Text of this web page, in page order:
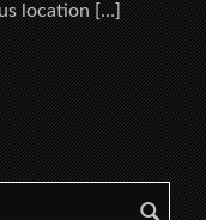
location […]